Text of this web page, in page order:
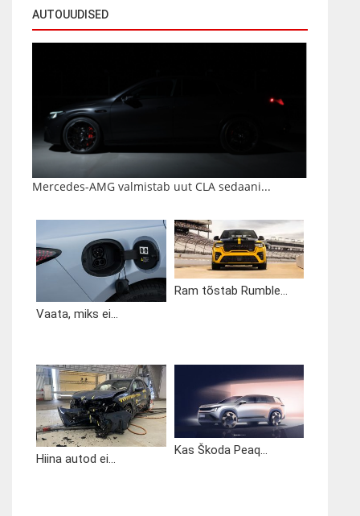
AUTOUUDISED
Mercedes-AMG valmistab uut CLA sedaani...
Vaata, miks ei...
Ram tõstab Rumble...
Hiina autod ei...
Kas Škoda Peaq...